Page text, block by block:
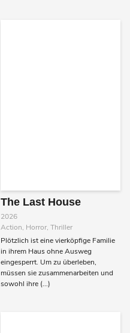
The Last House
2026
Action, Horror, Thriller
Plötzlich ist eine vierköpfige Familie
in ihrem Haus ohne Ausweg
eingesperrt. Um zu überleben,
müssen sie zusammenarbeiten und
sowohl ihre (...)